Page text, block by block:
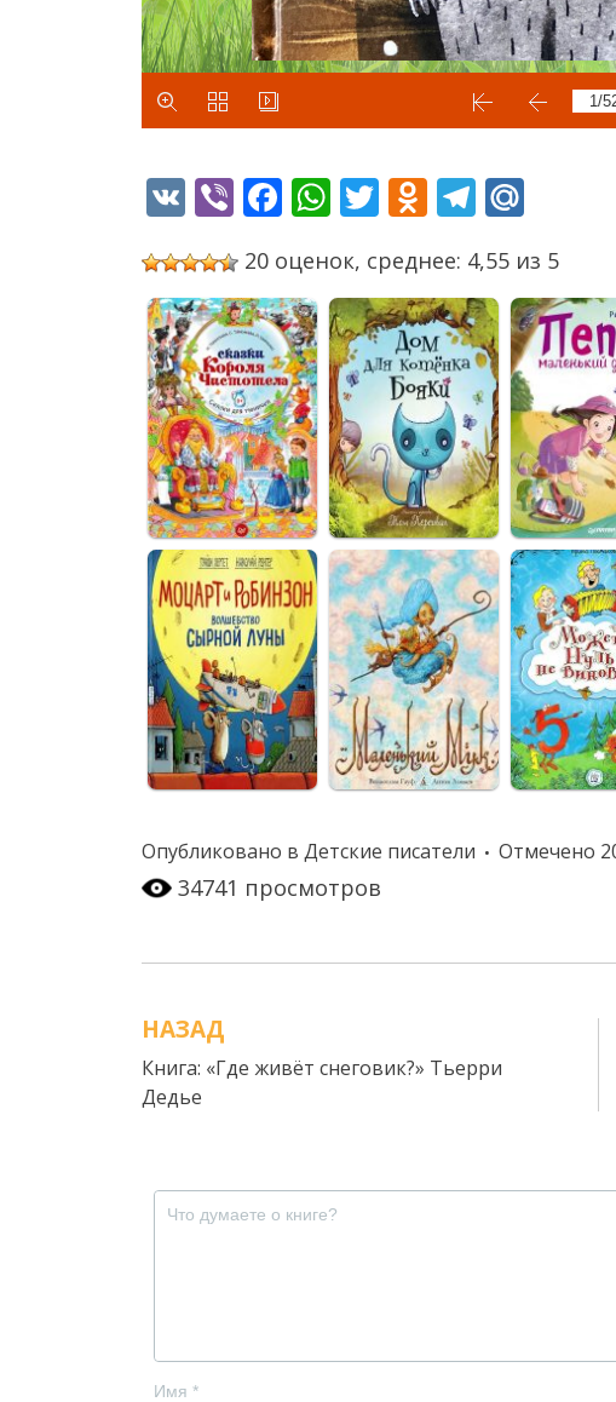
VK ViberFacebook
WhatsApp
Twitter
20 оценок, среднее: 4,55 из 5
Опубликовано в Детские писатели Отмечено
34741 просмотров
Навигация
по
НАЗАД
Книга: «Где живёт снеговик?» Тьерри
Дедье
Имя *